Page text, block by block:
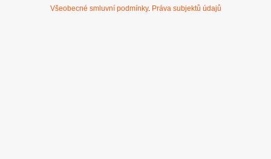
Všeobecné smluvní podmínky. Práva subjektů údajů